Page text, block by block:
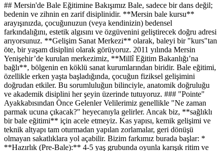
## Mersin'de Bale Eğitimine Bakışımız Bale, sadece bir dans değil;
bedenin ve zihnin en zarif disiplinidir. **Mersin bale kursu**
arayışınızda, çocuğunuzun (veya kendinizin) bedensel
farkındalığını, estetik algısını ve özgüvenini geliştirecek doğru adresi
arıyorsunuz. **Gelişim Sanat Merkezi** olarak, baleyi bir "kurs"tan
öte, bir yaşam disiplini olarak görüyoruz. 2011 yılında Mersin
Yenişehir’de kurulan merkezimiz, **Millî Eğitim Bakanlığı’na
bağlı**, bölgenin en köklü sanat kurumlarından biridir. Bale eğitimi,
özellikle erken yaşta başladığında, çocuğun fiziksel gelişimini
doğrudan etkiler. Bu sorumluluğun bilinciyle, anatomik doğruluğu
ve akademik disiplini her şeyin üzerinde tutuyoruz. ### "Pointe"
Ayakkabısından Önce Gelenler Velilerimiz genellikle "Ne zaman
parmak ucuna çıkacak?" heyecanıyla gelirler. Ancak biz, **sağlıklı
bir bale eğitimi** için acele etmeyiz. Kas yapısı, kemik gelişimi ve
teknik altyapı tam oturmadan yapılan zorlamalar, geri dönüşü
olmayan sakatlıklara yol açabilir. Bizim farkımız burada başlar: *
**Hazırlık (Pre-Bale):** 4-5 yaş grubunda oyunla karışık ritim ve